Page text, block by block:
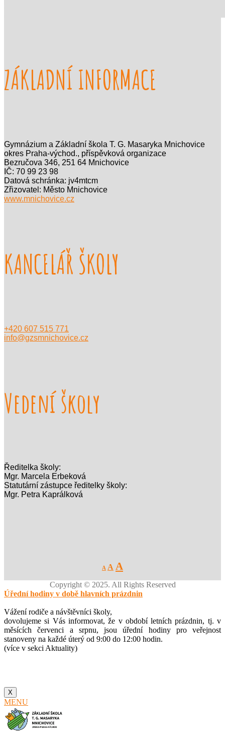
ZÁKLADNÍ INFORMACE
Gymnázium a Základní škola T. G. Masaryka Mnichovice
okres Praha-východ., příspěvková organizace
Bezručova 346, 251 64 Mnichovice
IČ: 70 99 23 98
Datová schránka: jv4mtcm
Zřizovatel: Město Mnichovice
www.mnichovice.cz
KANCELÁŘ ŠKOLY
+420 607 515 771
info@gzsmnichovice.cz
Vedení školy
Ředitelka školy:
Mgr. Marcela Erbeková
Statutární zástupce ředitelky školy:
Mgr. Petra Kaprálková
A
Decrease
font
A Reset
font
size.
A
font
size.
Copyright © 2025. All Rights Reserved
Úřední hodiny v době hlavních prázdnin
Vážení rodiče a návštěvníci školy,
dovolujeme si Vás informovat, že v období letních prázdnin, tj. v
měsících červenci a srpnu, jsou úřední hodiny pro veřejnost
stanoveny na každé úterý od 9:00 do 12:00 hodin.
(více v sekci Aktuality)
X
MENU